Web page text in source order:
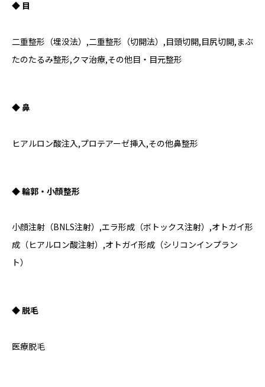
◆ 目
二重整形（埋没法）,二重整形（切開法）,目頭切開,目尻切開,まぶ
たのたるみ整形,クマ治療,その他目・目元整形
◆ 鼻
ヒアルロン酸注入,プロテアーゼ挿入,その他鼻整形
◆ 輪郭・小顔整形
小顔注射（BNLS注射）,エラ形成（ボトックス注射）,オトガイ形
成（ヒアルロン酸注射）,オトガイ形成（シリコンインプラン
ト）
◆ 脱毛
医療脱毛